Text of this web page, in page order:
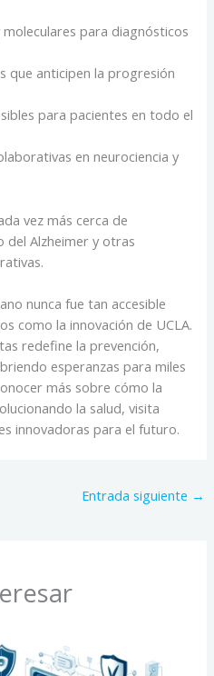
para diagnósticos
que anticipen la progresión
para pacientes en todo el
en neurociencia y
vez más cerca de
del Alzheimer y otras
nunca fue tan accesible
como la innovación de UCLA.
redefine la prevención,
esperanzas para miles
más sobre cómo la
la salud, visita
innovadoras para el futuro.
Entrada siguiente →